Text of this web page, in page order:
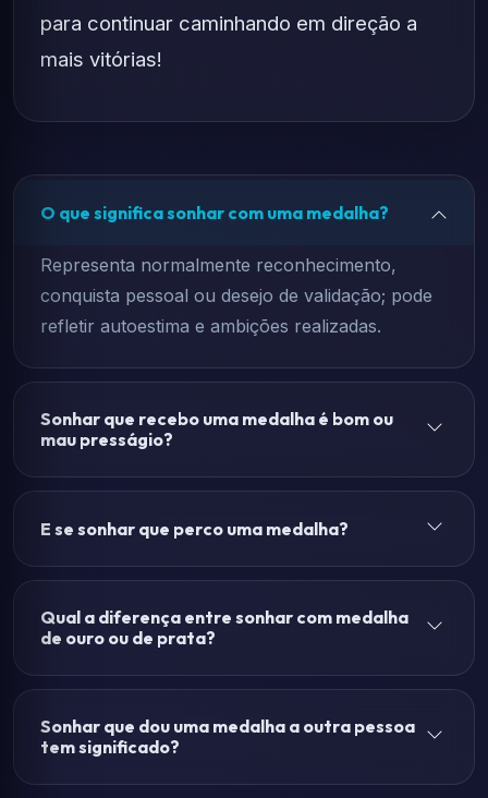
para continuar caminhando em direção a
mais vitórias!
O que significa sonhar com uma medalha?
Representa normalmente reconhecimento,
conquista pessoal ou desejo de validação; pode
refletir autoestima e ambições realizadas.
Sonhar que recebo uma medalha é bom ou
mau presságio?
E se sonhar que perco uma medalha?
Qual a diferença entre sonhar com medalha
de ouro ou de prata?
Sonhar que dou uma medalha a outra pessoa
tem significado?